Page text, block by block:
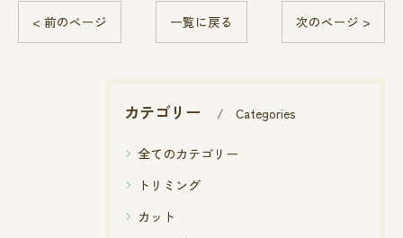
< 前のページ 一覧に戻る 次のページ >
カテゴリー Categories
全てのカテゴリー
トリミング
カット